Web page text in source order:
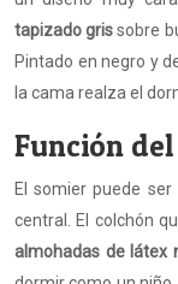
tapizado grissobre
Pintado en negro y
la cama realza el
Función
El somier puede
central. El colchón
almohadas de látex